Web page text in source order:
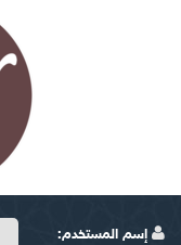
إسم المستخدم: